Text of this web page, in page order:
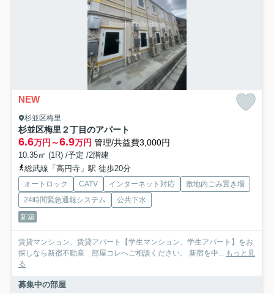
NEW
杉並区梅里
杉並区梅里２丁目のアパート
6.6万円～6.9万円 管理/共益費3,000円
10.35㎡ (1R) /予定 /2階建
総武線「高円寺」駅 徒歩20分
オートロック CATV インターネット対応
敷地内ごみ置き場
24時間緊急通報システム
公共下水
新築
賃貸マンション、賃貸アパート【学生マンション、学生アパート】をお
探しなら新宿不動産 部屋コレへご相談ください。 新宿を中... もっと見
る
募集中の部屋